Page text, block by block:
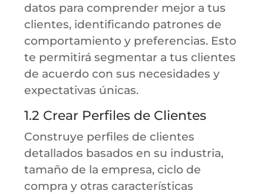
datos para comprender mejor a tus
clientes, identificando patrones de
comportamiento y preferencias. Esto
te permitirá segmentar a tus clientes
de acuerdo con sus necesidades y
expectativas únicas.
1.2 Crear Perfiles de Clientes
Construye perfiles de clientes
detallados basados en su industria,
tamaño de la empresa, ciclo de
compra y otras características